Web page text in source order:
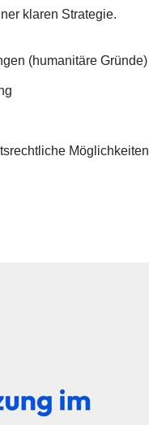
klaren Strategie.
(humanitäre Gründe)
Möglichkeiten